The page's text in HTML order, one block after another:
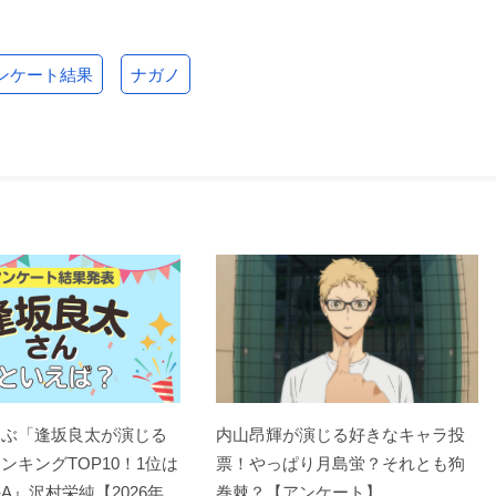
ケート結果 ナガノ
「逢坂良太が演じる
キングTOP10！1位は
A』沢村栄純【2026年
内山昂輝が演じる好きなキャラ投
票！やっぱり月島蛍？それとも狗
巻棘？【アンケート】